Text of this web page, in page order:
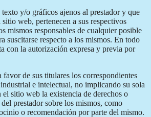
y/o gráficos ajenos al prestador y que
web, pertenecen a sus respectivos
mismos responsables de cualquier posible
suscitarse respecto a los mismos. En todo
con la autorización expresa y previa por
favor de sus titulares los correspondientes
e intelectual, no implicando su sola
sitio web la existencia de derechos o
prestador sobre los mismos, como
o recomendación por parte del mismo.